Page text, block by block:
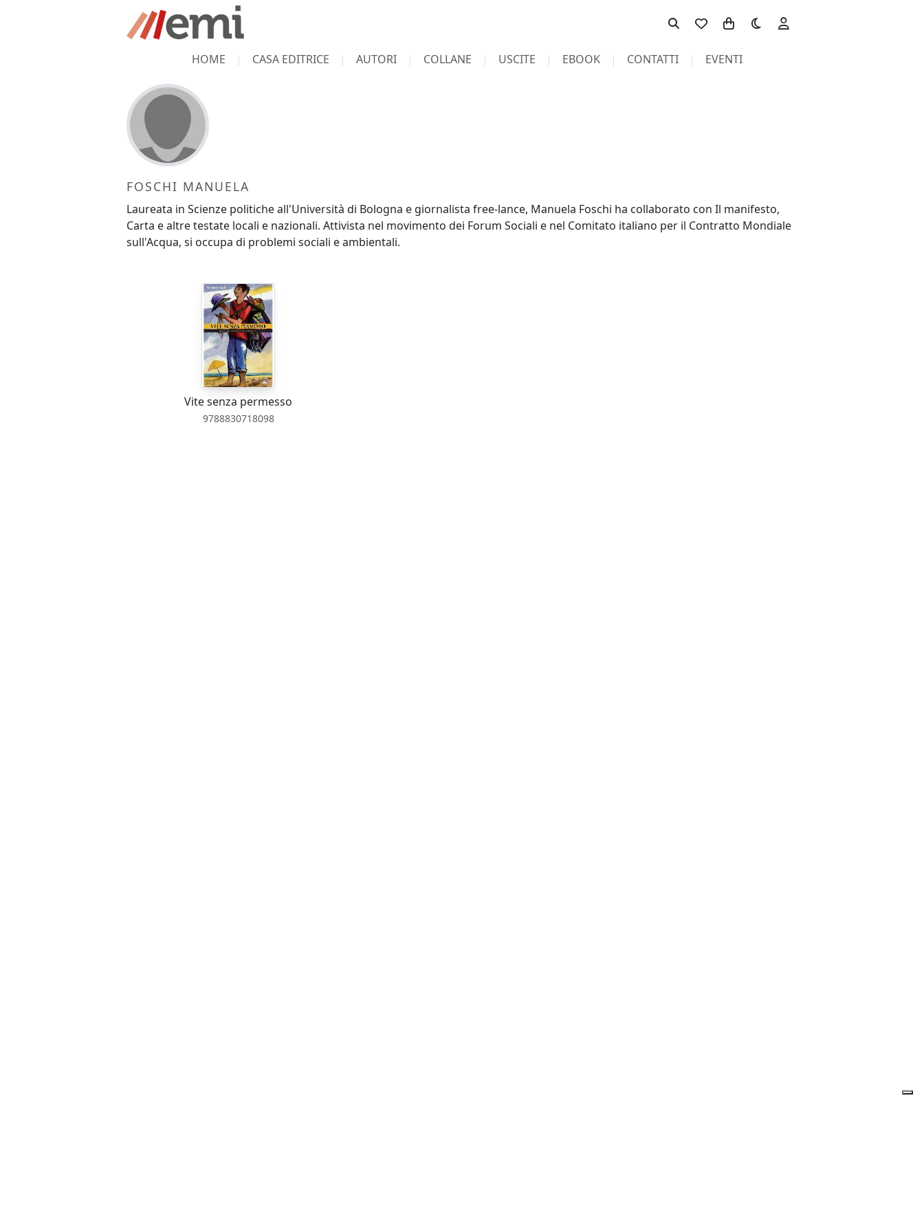
Toggle theme
HOME CASA EDITRICE AUTORI COLLANE USCITE EBOOK CONTATTI EVENTI
FOSCHI MANUELA
Laureata in Scienze politiche all'Università di Bologna e giornalista free-lance, Manuela Foschi ha collaborato con Il manifesto,
Carta e altre testate locali e nazionali. Attivista nel movimento dei Forum Sociali e nel Comitato italiano per il Contratto Mondiale
sull'Acqua, si occupa di problemi sociali e ambientali.
Vite senza permesso
9788830718098